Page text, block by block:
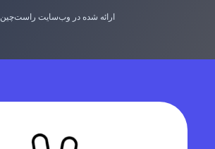
ارائه شده در وب‌سایت راست‌چین